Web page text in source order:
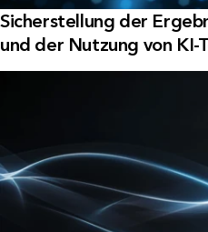
Sicherstellung der
und der Nutzung von KI-